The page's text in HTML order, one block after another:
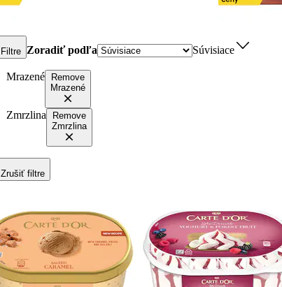
Filtre Zoradiť podľa Súvisiace
Mrazené
Remove
Mrazené
Zmrzlina
Remove
Zmrzlina
Zrušiť filtre